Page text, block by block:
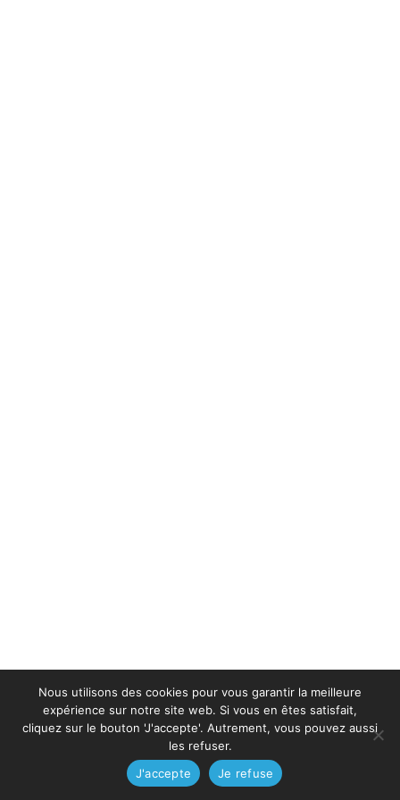
Nous utilisons des cookies pour vous garantir la meilleure
expérience sur notre site web. Si vous en êtes satisfait,
cliquez sur le bouton 'J'accepte'. Autrement, vous pouvez aussi
les refuser.
J'accepte
Je refuse